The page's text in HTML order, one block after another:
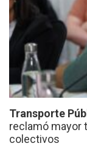
Transporte
reclamó mayor
colectivos